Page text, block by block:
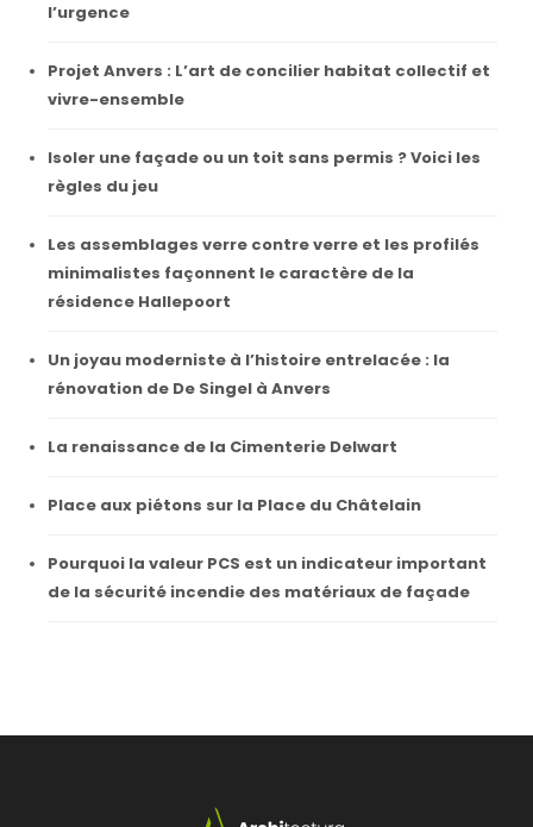
l’urgence
Projet Anvers : L’art de concilier habitat collectif et
vivre-ensemble
Isoler une façade ou un toit sans permis ? Voici les
règles du jeu
Les assemblages verre contre verre et les profilés
minimalistes façonnent le caractère de la
résidence Hallepoort
Un joyau moderniste à l’histoire entrelacée : la
rénovation de De Singel à Anvers
La renaissance de la Cimenterie Delwart
Place aux piétons sur la Place du Châtelain
Pourquoi la valeur PCS est un indicateur important
de la sécurité incendie des matériaux de façade